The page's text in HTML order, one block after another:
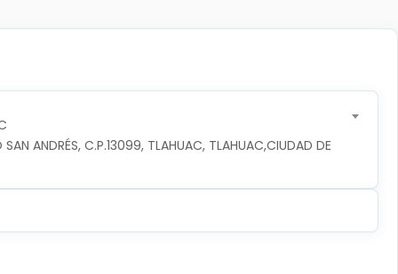
ANDRÉS, C.P.13099, TLAHUAC, TLAHUAC,CIUDAD DE